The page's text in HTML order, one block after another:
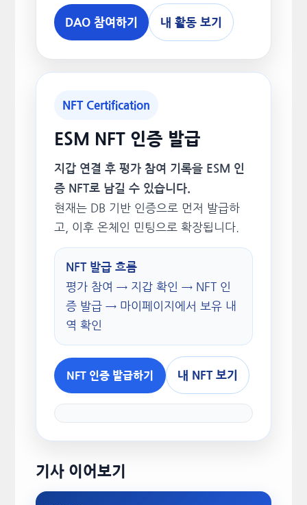
DAO 참여하기 내 활동 보기
NFT Certification
ESM NFT 인증 발급
지갑 연결 후 평가 참여 기록을 ESM 인
증 NFT로 남길 수 있습니다.
현재는 DB 기반 인증으로 먼저 발급하
고, 이후 온체인 민팅으로 확장됩니다.
NFT 발급 흐름
평가 참여 → 지갑 확인 → NFT 인
증 발급 → 마이페이지에서 보유 내
역 확인
NFT 인증 발급하기 내 NFT 보기
기사 이어보기